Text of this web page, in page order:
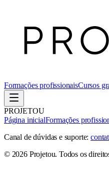
Formações profissionaisCursos
PROJETOU
Página inicialFormações
Canal de dúvidas e suporte:
© 2026 Projetou. Todos os